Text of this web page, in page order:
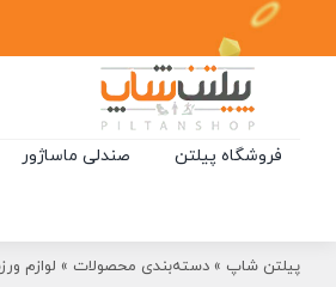
فروشگاه پیلتن صندلی ماساژور
پیلتن شاپ » دسته‌بندی محصولات » لوازم